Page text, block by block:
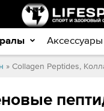
Аксессуары
» Collagen Peptides,